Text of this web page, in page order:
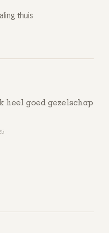
thuis
heel goed gezelschap